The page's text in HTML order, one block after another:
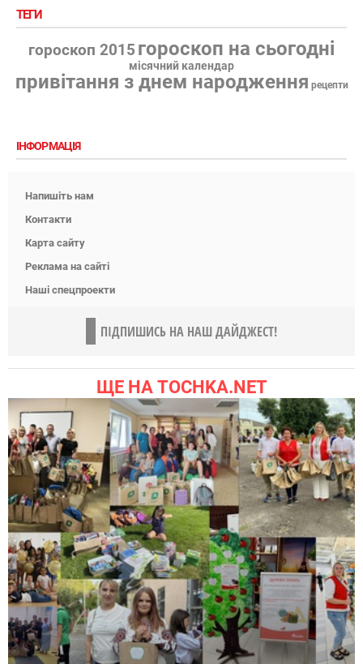
ТЕГИ
гороскоп 2015 гороскоп на сьогодні
місячний календар
привітання з днем народження рецепти
ІНФОРМАЦІЯ
Напишіть нам
Контакти
Карта сайту
Реклама на сайті
Наші спецпроекти
ПІДПИШИСЬ НА НАШ ДАЙДЖЕСТ!
ЩЕ НА TOCHKA.NET